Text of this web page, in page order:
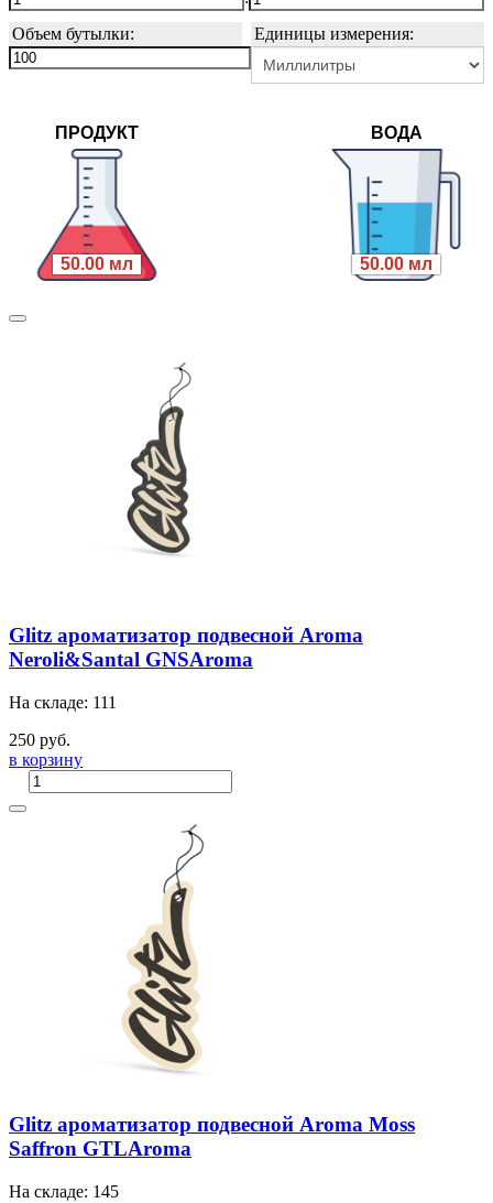
Объем бутылки:
Единицы измерения:
ПРОДУКТ
50.00 мл
ВОДА
50.00 мл
Glitz ароматизатор подвесной Aroma
Neroli&Santal GNSAroma
На складе: 111
250 руб.
в корзину
Glitz ароматизатор подвесной Aroma Moss
Saffron GTLAroma
На складе: 145